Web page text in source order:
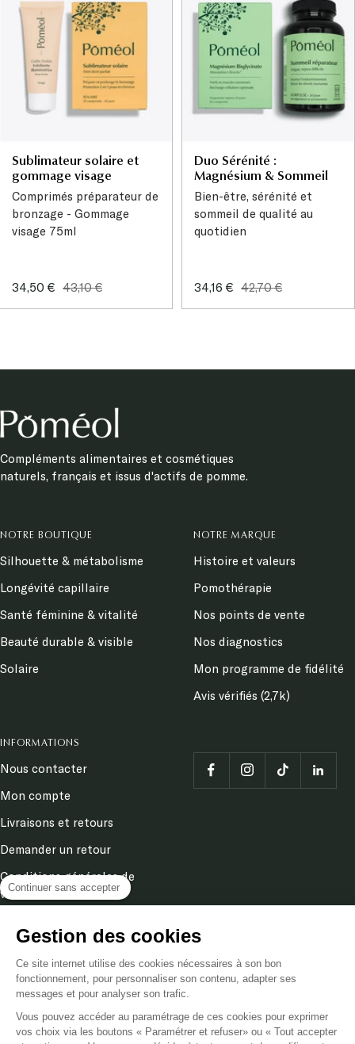
Continuer sans accepter
Gestion des cookies
Ce site internet utilise des cookies nécessaires à son bon
fonctionnement, pour personnaliser son contenu, adapter ses
messages et pour analyser son trafic.
Vous pouvez accéder au paramétrage de ces cookies pour exprimer
vos choix via les boutons « Paramétrer et refuser» ou « Tout accepter
Sublimateur solaire et
gommage visage
Comprimés préparateur de
bronzage - Gommage
visage 75ml
Prix
34,50 € Prix
43,10 €
Duo Sérénité :
Magnésium & Sommeil
Bien-être, sérénité et
sommeil de qualité au
quotidien
Prix
34,16 € Prix
42,70 €
Compléments alimentaires et cosmétiques
naturels, français et issus d'actifs de pomme.
NOTRE BOUTIQUE
Silhouette & métabolisme
Longévité capillaire
Santé féminine & vitalité
Beauté durable & visible
Solaire
NOTRE MARQUE
Histoire et valeurs
Pomothérapie
Nos points de vente
Nos diagnostics
Mon programme de fidélité
Avis vérifiés (2,7k)
INFORMATIONS
Nous contacter
Mon compte
Livraisons et retours
Demander un retour
Conditions générales de
ventes
Politique de confidentialité
& cookies
Langue
FR